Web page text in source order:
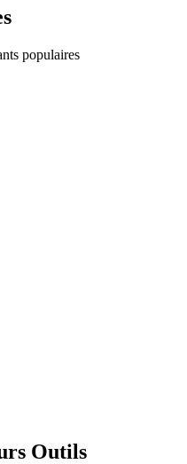
populaires
Outils